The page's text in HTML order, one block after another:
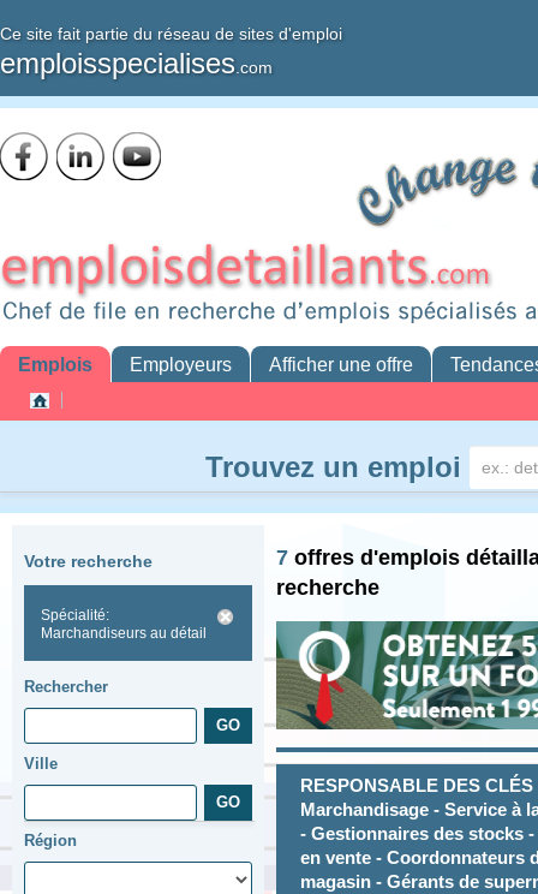
Ce site fait partie du réseau de sites d'emploi
emploisspecialises .com
Emplois Employeurs Afficher une offre
Trouvez un emploi
Votre recherche
Spécialité:
Marchandiseurs au détail
Rechercher
Ville
Région
7 offres d'emplois
recherche
RESPONSABLE DES
Marchandisage - Service à
- Gestionnaires des stocks
en vente - Coordonnateurs
magasin - Gérants de